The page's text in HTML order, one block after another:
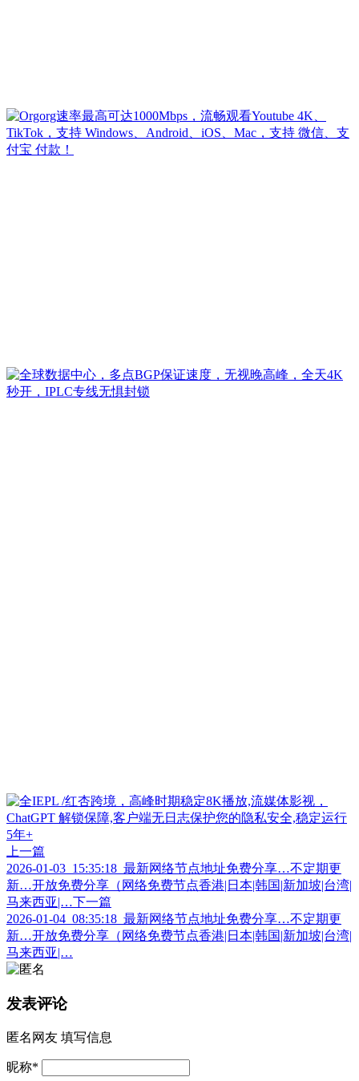
上一篇
2026-01-03_15:35:18_最新网络节点地址免费分享…不定期更
新…开放免费分享（网络免费节点香港|日本|韩国|新加坡|台湾|
马来西亚|… 下一篇
2026-01-04_08:35:18_最新网络节点地址免费分享…不定期更
新…开放免费分享（网络免费节点香港|日本|韩国|新加坡|台湾|
马来西亚|…
发表评论
匿名网友 填写信息
昵称*